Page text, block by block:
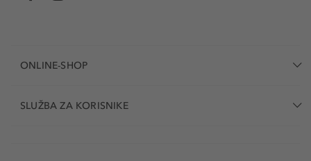
ONLINE-SHOP
SLUŽBA ZA KORISNIKE